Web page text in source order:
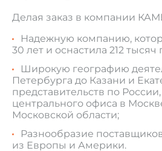
Делая заказ в компании
Надежную компанию,
30 лет и оснастила 212 тысяч
Широкую географию
Петербурга до Казани и
представительств по
центрального офиса в
Московской области;
Разнообразие
из Европы и Америки.